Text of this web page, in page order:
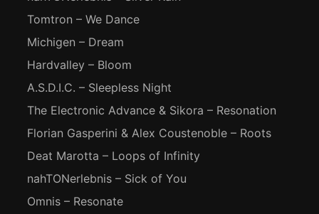
Tomtron – We Dance
Michigen – Dream
Hardvalley – Bloom
A.S.D.I.C. – Sleepless Night
The Electronic Advance & Sikora – Resonation
Florian Gasperini & Alex Coustenoble – Roots
Deat Marotta – Loops of Infinity
nahTONerlebnis – Sick of You
Omnis – Resonate